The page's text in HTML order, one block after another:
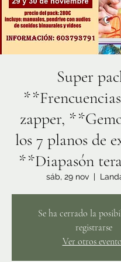
Super
zapper,
los 7 planos de
**Diapasón
sáb, 29 nov
  |
Se ha cerrado la
registrarse
Ver otros